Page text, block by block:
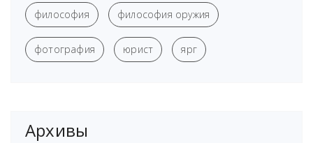
философия философия оружия
фотография юрист ярг
Архивы